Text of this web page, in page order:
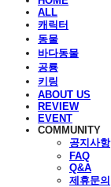
ALL
캐릭터
동물
바다동물
공룡
키링
ABOUT US
REVIEW
EVENT
COMMUNITY
공지사항
FAQ
Q&A
제휴문의